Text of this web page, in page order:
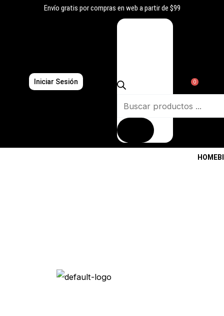
Envío gratis por compras en web a partir de $99
Iniciar Sesión
Búsqueda
0
HOME